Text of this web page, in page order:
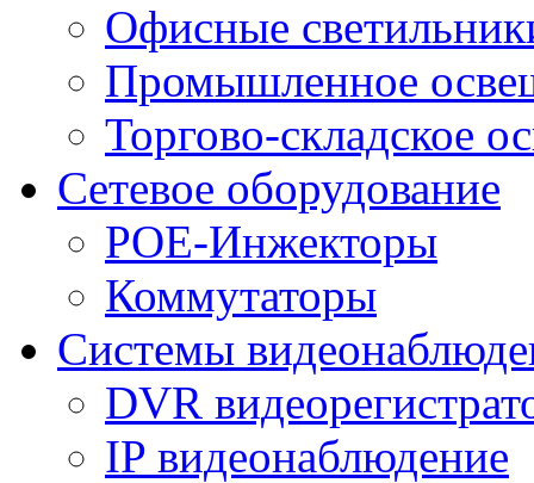
Офисные
Промышленное
Торгово-складское
Сетевое оборудование
POE-Инжекторы
Коммутаторы
Системы
DVR
IP видеонаблюдение